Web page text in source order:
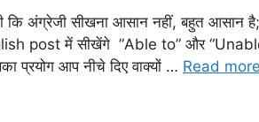
अंग्रेजी सीखना आसान नहीं, बहुत आसान है;
post में सीखेंगे ”Able to” और
आप नीचे दिए वाक्यों … Read more